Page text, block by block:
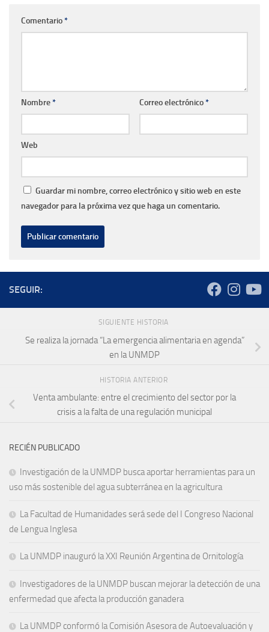
Comentario*
Nombre* Correo electrónico*
Web
Guardar mi nombre, correo electrónico y sitio web en este
navegador para la próxima vez que haga un comentario.
SEGUIR:
SIGUIENTE HISTORIA
Se realiza la jornada “La emergencia alimentaria en agenda”
en la UNMDP
HISTORIA ANTERIOR
Venta ambulante: entre el crecimiento del sector por la
crisis a la falta de una regulación municipal
RECIÉN PUBLICADO
Investigación de la UNMDP busca aportar herramientas para un
uso más sostenible del agua subterránea en la agricultura
La Facultad de Humanidades será sede del I Congreso Nacional
de Lengua Inglesa
La UNMDP inauguró la XXI Reunión Argentina de Ornitología
Investigadores de la UNMDP buscan mejorar la detección de una
enfermedad que afecta la producción ganadera
La UNMDP conformó la Comisión Asesora de Autoevaluación y